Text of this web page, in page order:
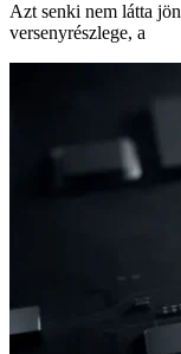
Azt senki nem látta
versenyrészlege, a